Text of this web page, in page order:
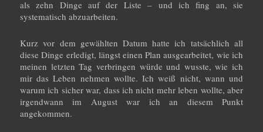
als zehn Dinge auf der Liste – und ich fing an, sie
systematisch abzuarbeiten.
Kurz vor dem gewählten Datum hatte ich tatsächlich all
diese Dinge erledigt, längst einen Plan ausgearbeitet, wie ich
meinen letzten Tag verbringen würde und wusste, wie ich
mir das Leben nehmen wollte. Ich weiß nicht, wann und
warum ich sicher war, dass ich nicht mehr leben wollte, aber
irgendwann im August war ich an diesem Punkt
angekommen.